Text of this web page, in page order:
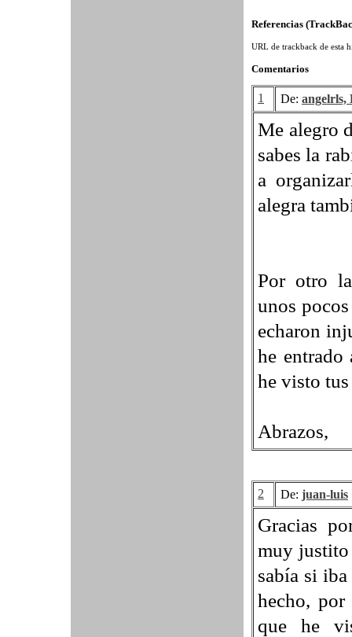
Referencias
URL de trackback de esta
Comentarios
1 De: angelrls,
Me alegro
sabes la
a
alegra
Por otro
unos
echaron
he entrado
he visto tus
Abrazos,
2 De: juan-luis
Gracias
muy justito
sabía si
hecho,
que he